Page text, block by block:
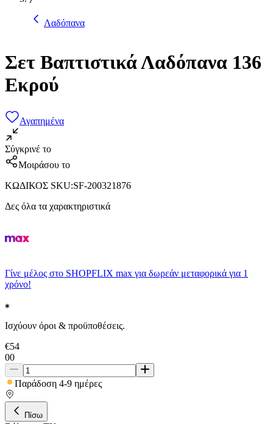
Λαδόπανα
Σετ Βαπτιστικά Λαδόπανα 136
Εκρού
Αγαπημένα
Σύγκρινέ το
Μοιράσου το
ΚΩΔΙΚΟΣ SKU:SF-200321876
Δες όλα τα χαρακτηριστικά
Γίνε μέλος στο SHOPFLIX max για δωρεάν μεταφορικά για 1
χρόνο!
Ισχύουν όροι & προϋποθέσεις.
€54
00
Παράδοση 4-9 ημέρες
Πίσω